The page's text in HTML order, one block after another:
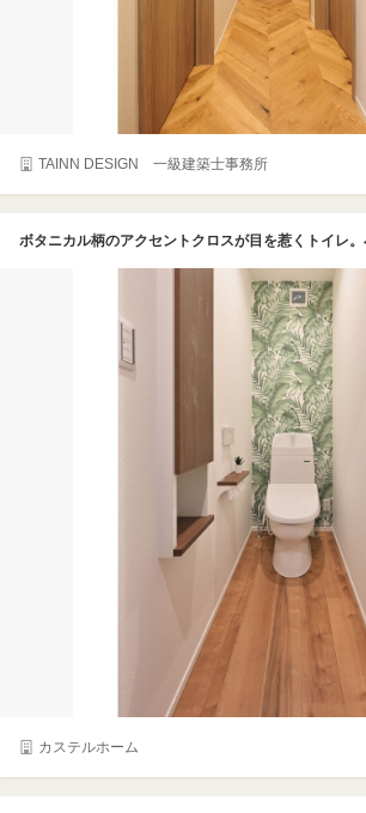
TAINN DESIGN 一級建築士事務所
カステルホーム